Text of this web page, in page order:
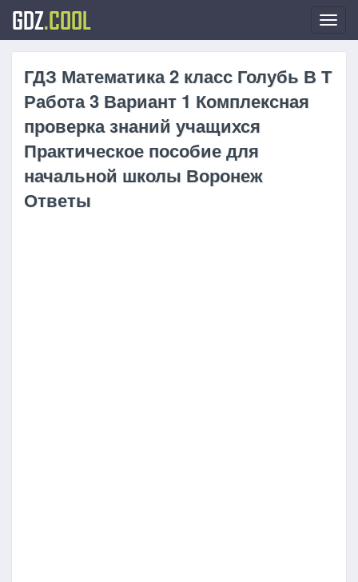
GDZ.COOL
ГДЗ Математика 2 класс Голубь В Т
Работа 3 Вариант 1 Комплексная
проверка знаний учащихся
Практическое пособие для
начальной школы Воронеж
Ответы